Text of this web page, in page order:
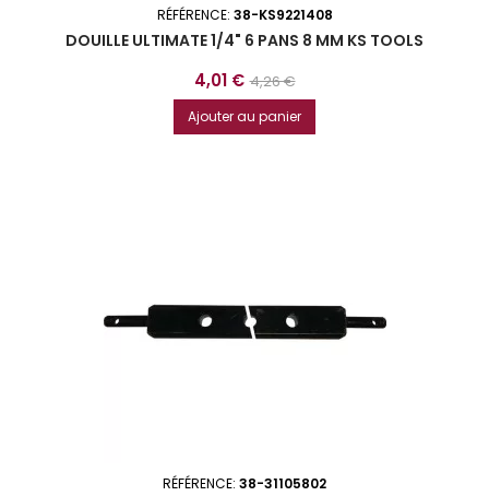
RÉFÉRENCE: 38-KS9221408
DOUILLE ULTIMATE 1/4" 6 PANS 8 MM KS TOOLS
Prix
4,01 € Prix
de
base
4,26 €
Ajouter au panier
RÉFÉRENCE: 38-31105802